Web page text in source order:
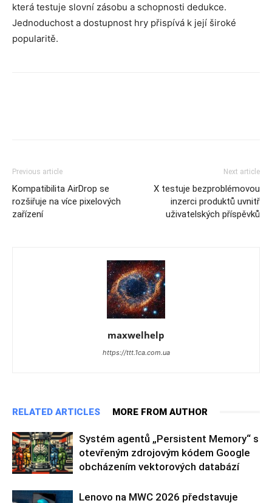
která testuje slovní zásobu a schopnosti dedukce.
Jednoduchost a dostupnost hry přispívá k její široké
popularitě.
Previous article
Kompatibilita AirDrop se
rozšiřuje na více pixelových
zařízení
Next article
X testuje bezproblémovou
inzerci produktů uvnitř
uživatelských příspěvků
maxwelhelp
https://ttt.1ca.com.ua
RELATED ARTICLES MORE FROM AUTHOR
Systém agentů „Persistent Memory“ s
otevřeným zdrojovým kódem Google
obcházením vektorových databází
Lenovo na MWC 2026 představuje